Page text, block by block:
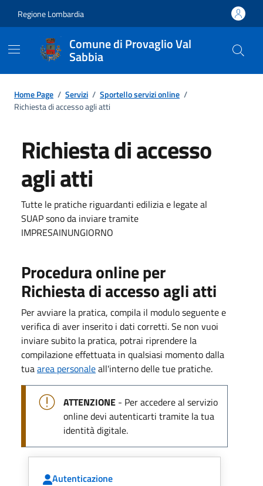
Regione Lombardia
Comune di Provaglio Val
Sabbia
Home Page / Servizi / Sportello servizi online /
Richiesta di accesso agli atti
Richiesta di accesso
agli atti
Tutte le pratiche riguardanti edilizia e legate al
SUAP sono da inviare tramite
IMPRESAINUNGIORNO
Procedura online per
Richiesta di accesso agli atti
Per avviare la pratica, compila il modulo seguente e
verifica di aver inserito i dati corretti. Se non vuoi
inviare subito la pratica, potrai riprendere la
compilazione effettuata in qualsiasi momento dalla
tuaarea personaleall'interno delle tue pratiche.
ATTENZIONE - Per accedere al servizio
online devi autenticarti tramite la tua
identità digitale.
Autenticazione